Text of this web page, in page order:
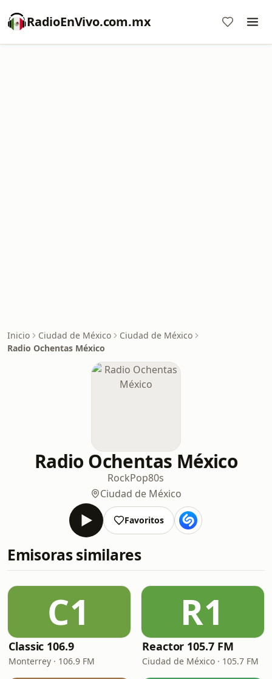
RadioEnVivo.com.mx
Inicio Ciudad de México
Ciudad de México
Radio Ochentas México
Radio Ochentas México
RockPop80s
Ciudad de México
Favoritos
Emisoras similares
C1
Classic 106.9
Monterrey · 106.9 FM
R1
Reactor 105.7 FM
Ciudad de México · 105.7 FM